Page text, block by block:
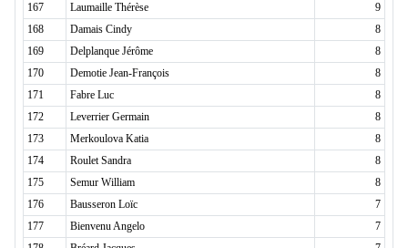
167
Laumaille Thérèse
9
168
Damais Cindy
8
169
Delplanque Jérôme
8
170
Demotie Jean-François
8
171
Fabre Luc
8
172
Leverrier Germain
8
173
Merkoulova Katia
8
174
Roulet Sandra
8
175
Semur William
8
176
Bausseron Loïc
7
177
Bienvenu Angelo
7